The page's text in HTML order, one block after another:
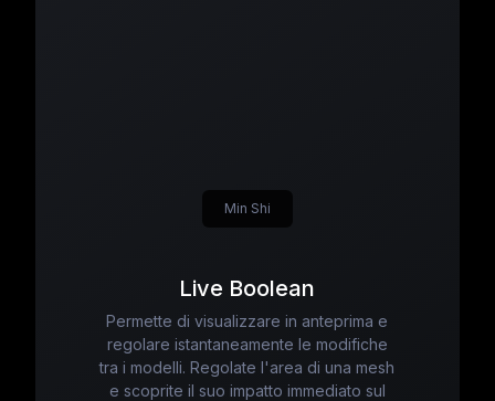
Live Boolean
Permette di visualizzare in anteprima e
regolare istantaneamente le modifiche
tra i modelli. Regolate l'area di una mesh
e scoprite il suo impatto immediato sul
Min Shi